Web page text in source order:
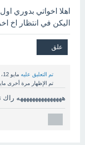
اهلا اخواتي بدوري
اليكن في انتظار اخ
تم التعليق عليه مايو 12، 2018
تم الإظهار مرة أخرى مايو
هههههههههههههههه